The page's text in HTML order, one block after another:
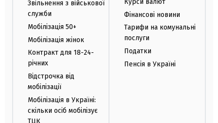
Звільнення з військової
служби
Мобілізація 50+
Мобілізація жінок
Контракт для 18-24-
річних
Відстрочка від
мобілізації
Мобілізація в Україні:
скільки осіб мобілізує
ТЦК
Фінансові новини
Тарифи на комунальні
послуги
Податки
Пенсія в Україні